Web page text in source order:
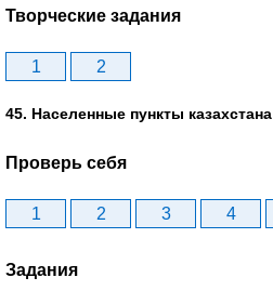
Творческие задания
1 2
45. Населенные пункты казахстана
Проверь себя
1 2 3 4
Задания